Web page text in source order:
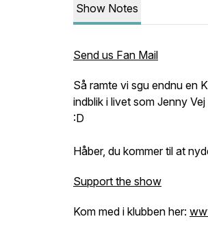
Show Notes
Send us Fan Mail
Så ramte vi sgu endnu en
indblik i livet som Jenny
:D
Håber, du kommer til at
Support the show
Kom med i klubben her: